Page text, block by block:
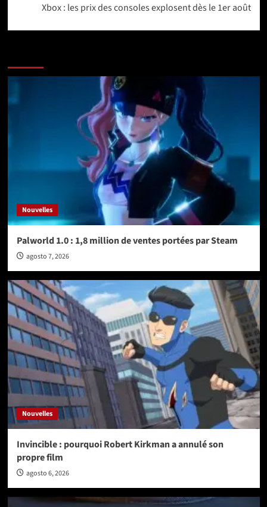
Xbox : les prix des consoles explosent dès le 1er août
Nouvelles
Palworld 1.0 : 1,8 million de ventes portées par Steam
agosto 7, 2026
Nouvelles
Invincible : pourquoi Robert Kirkman a annulé son
propre film
agosto 6, 2026